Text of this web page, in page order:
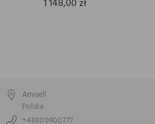
1 148,00 zł
Amisell
Polska
+48800900777